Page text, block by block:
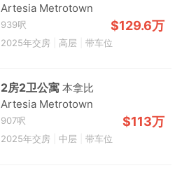
Artesia Metrotown
939呎 $129.6万
2025年交房 高层 带车位
2房2卫公寓本拿比
Artesia Metrotown
907呎 $113万
2025年交房 中层 带车位